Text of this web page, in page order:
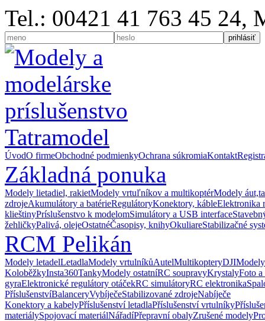
Tel.: 00421 41 763 45 24,
ÚvodO firmeObchodné podmienkyOchrana súkromiaKontakt
Základná ponuka
Modely lietadiel, rakietModely vrtuľníkov a multikoptérModely
zdrojeAkumulátory a batérieRegulátoryKonektory, kábleElektronika
klieštinyPríslušenstvo k modelomSimulátory a USB interface
žehličkyPalivá, olejeOstatnéČasopisy, knihyOkuliareStabilizačné
RCM Pelikán
Modely letadelLetadlaModely vrtulníkůAutelMultikopteryDJI
KoloběžkyInsta360TankyModely ostatníRC soupravyKrystalyFoto
gyraElektronické regulátory otáčekRC simulátoryRC elektronika
PříslušenstvíBalanceryVybíječeStabilizované zdrojeNabíječe
Konektory a kabelyPříslušenství letadlaPříslušenství vrtulníky
materiálySpojovací materiálNářadíPřepravní obalyZrušené modely